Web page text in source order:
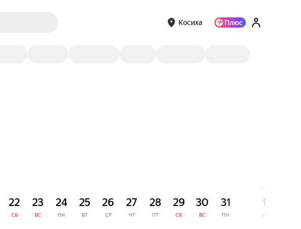
Косиха
22
СБ
23
ВС
24
ПН
25
ВТ
26
СР
27
ЧТ
28
ПТ
29
СБ
30
ВС
31
ПН
1
ВТ